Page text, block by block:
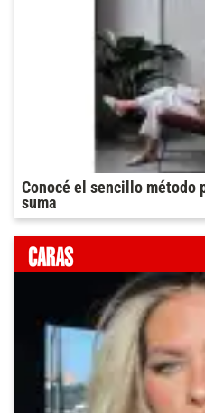
Conocé el sencillo método
suma